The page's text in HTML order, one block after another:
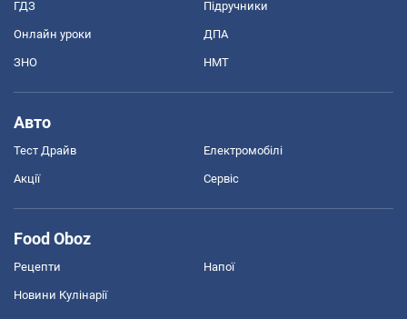
ГДЗ Підручники
Онлайн уроки ДПА
ЗНО НМТ
Авто
Тест Драйв Електромобілі
Акції Сервіс
Food Oboz
Рецепти Напої
Новини Кулінарії